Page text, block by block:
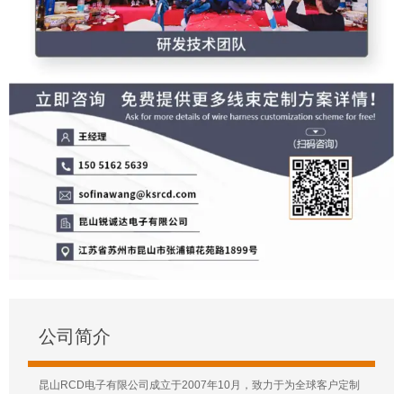
公司简介
昆山RCD电子有限公司成立于2007年10月，致力于为全球客户定制